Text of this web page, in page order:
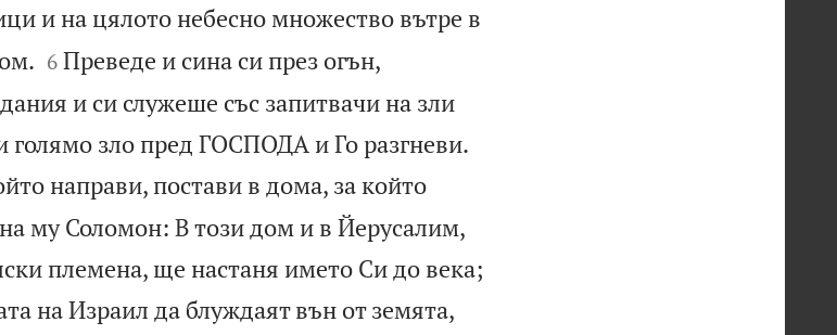
и на цялото небесно множество вътре в

6 Преведе и сина си през огън,
и си служеше със запитвачи на зли
голямо зло пред ГОСПОДА и Го разгневи.
направи, постави в дома, за който
му Соломон: В този дом и в Йерусалим,
племена, ще настаня името Си до века;
на Израил да блуждаят вън от земята,